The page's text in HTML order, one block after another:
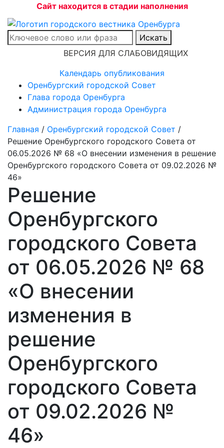
Сайт находится в стадии наполнения
Искать
ВЕРСИЯ ДЛЯ СЛАБОВИДЯЩИХ
Календарь опубликования
Оренбургский городской Совет
Глава города Оренбурга
Администрация города Оренбурга
Главная / Оренбургский городской Совет /
Решение Оренбургского городского Совета от
06.05.2026 № 68 «О внесении изменения в решение
Оренбургского городского Совета от 09.02.2026 №
46»
Решение
Оренбургского
городского Совета
от 06.05.2026 № 68
«О внесении
изменения в
решение
Оренбургского
городского Совета
от 09.02.2026 №
46»